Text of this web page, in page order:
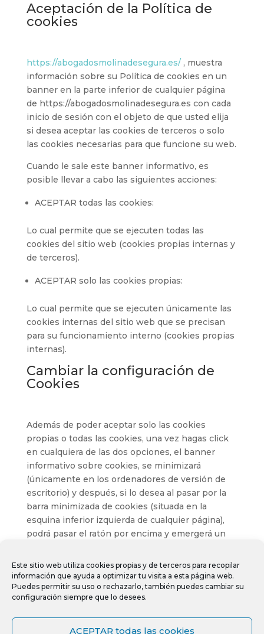
Este sitio web utiliza cookies propias y de terceros para recopilar
información que ayuda a optimizar tu visita a esta página web.
Puedes permitir su uso o rechazarlo, también puedes cambiar su
configuración siempre que lo desees.
ACEPTAR todas las cookies
Aceptación de la Política de
cookies
https://abogadosmolinadesegura.es/, muestra
información sobre su Política de cookies en un
banner en la parte inferior de cualquier página
de https://abogadosmolinadesegura.es con cada
inicio de sesión con el objeto de que usted elija
si desea aceptar las cookies de terceros o solo
las cookies necesarias para que funcione su web.
Cuando le sale este banner informativo, es
posible llevar a cabo las siguientes acciones:
ACEPTAR todas las cookies:
Lo cual permite que se ejecuten todas las
cookies del sitio web (cookies propias internas y
de terceros).
ACEPTAR solo las cookies propias:
Lo cual permite que se ejecuten únicamente las
cookies internas del sitio web que se precisan
para su funcionamiento interno (cookies propias
internas).
Cambiar la configuración de
Cookies
Además de poder aceptar solo las cookies
propias o todas las cookies, una vez hagas click
en cualquiera de las dos opciones, el banner
informativo sobre cookies, se minimizará
(únicamente en los ordenadores de versión de
escritorio) y después, si lo desea al pasar por la
barra minimizada de cookies (situada en la
esquina inferior izquierda de cualquier página),
podrá pasar el ratón por encima y emergerá un
cookies» con el cual al pulsarlo podrás volver de
nuevo a los ajustes de cookies y cambiar la
configuración de cookies si lo desea.